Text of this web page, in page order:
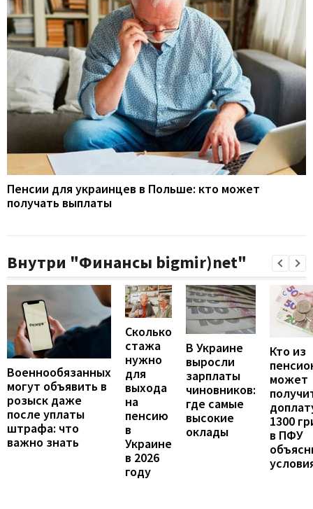
Пенсии для украинцев в Польше: кто может
получать выплаты
Внутри "Финансы bigmir)net"
Военнообязанных
могут объявить в
розыск даже
после уплаты
штрафа: что
важно знать
Сколько
стажа
нужно
для
выхода
на
пенсию
в
Украине
в 2026
году
В Украине
выросли
зарплаты
чиновников:
где самые
высокие
оклады
Кто из
может
1300
в ПФУ